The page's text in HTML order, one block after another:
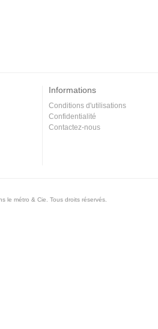
Informations
Conditions d'utilisations
Confidentialité
Contactez-nous
le métro & Cie. Tous droits réservés.